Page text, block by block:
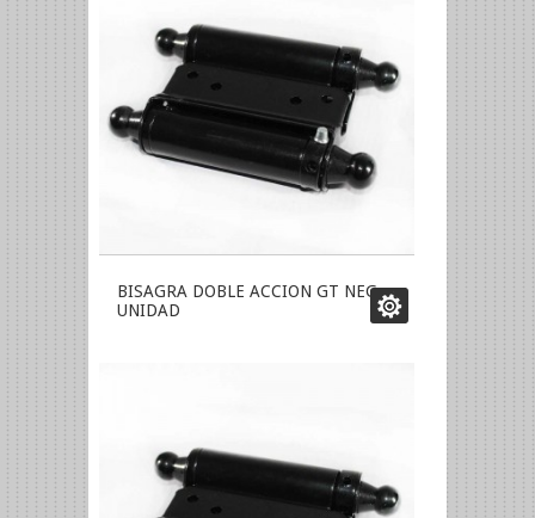
BISAGRA DOBLE ACCION GT NEG
UNIDAD